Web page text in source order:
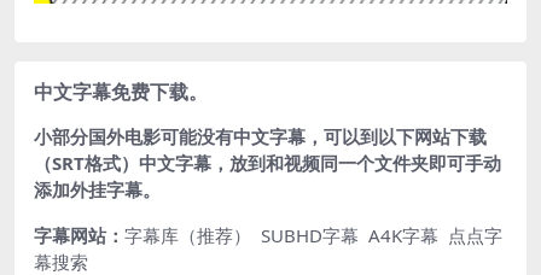
中文字幕免费下载。
小部分国外电影可能没有中文字幕，可以到以下网站下载
（SRT格式）中文字幕，放到和视频同一个文件夹即可手动
添加外挂字幕。
字幕网站： 字幕库（推荐） SUBHD字幕 A4K字幕 点点字
幕搜索